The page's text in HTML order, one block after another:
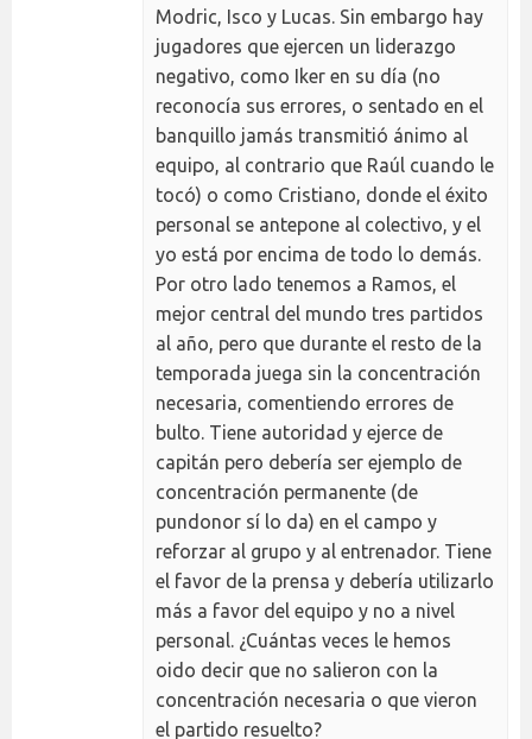
Modric, Isco y Lucas. Sin embargo hay
jugadores que ejercen un liderazgo
negativo, como Iker en su día (no
reconocía sus errores, o sentado en el
banquillo jamás transmitió ánimo al
equipo, al contrario que Raúl cuando le
tocó) o como Cristiano, donde el éxito
personal se antepone al colectivo, y el
yo está por encima de todo lo demás.
Por otro lado tenemos a Ramos, el
mejor central del mundo tres partidos
al año, pero que durante el resto de la
temporada juega sin la concentración
necesaria, comentiendo errores de
bulto. Tiene autoridad y ejerce de
capitán pero debería ser ejemplo de
concentración permanente (de
pundonor sí lo da) en el campo y
reforzar al grupo y al entrenador. Tiene
el favor de la prensa y debería utilizarlo
más a favor del equipo y no a nivel
personal. ¿Cuántas veces le hemos
oido decir que no salieron con la
concentración necesaria o que vieron
el partido resuelto?